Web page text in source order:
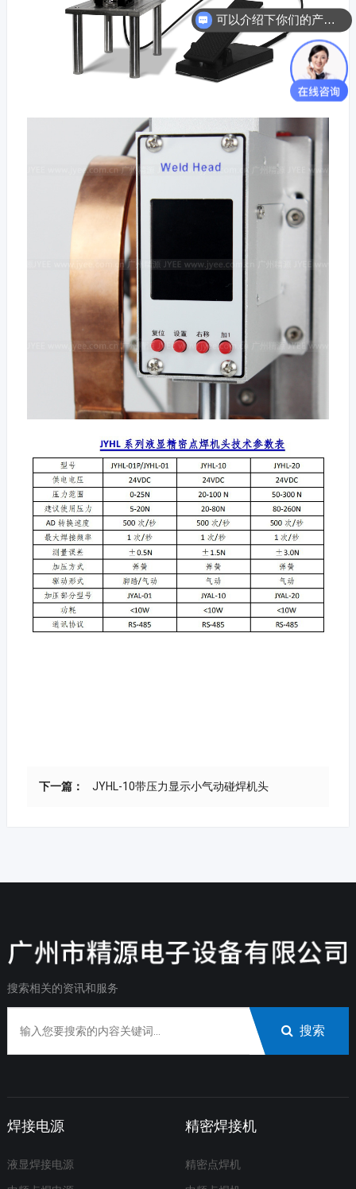
下一篇： JYHL-10带压力显示小气动碰焊机头
搜索相关的资讯和服务
搜索
焊接电源
液显焊接电源
精密焊接机
精密点焊机
可以介绍下你们的产品么？
请问可以寄样过去试焊吗？